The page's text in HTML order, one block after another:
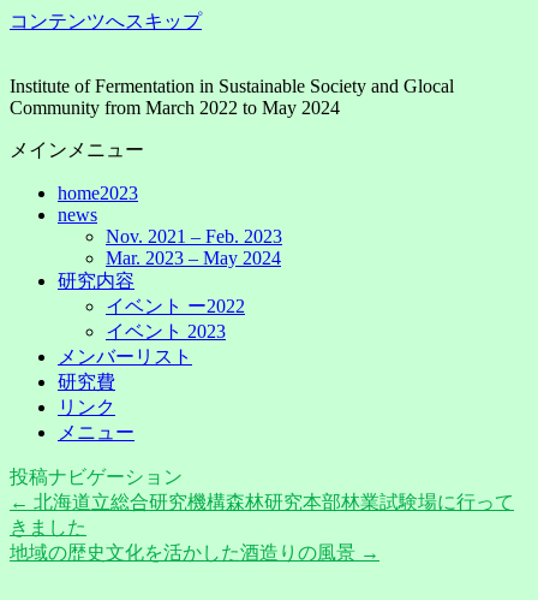
コンテンツへスキップ
Institute of Fermentation in Sustainable Society and Glocal
Community from March 2022 to May 2024
メインメニュー
home2023
news
Nov. 2021 – Feb. 2023
Mar. 2023 – May 2024
研究内容
イベント ー2022
イベント 2023
メンバーリスト
研究費
リンク
メニュー
投稿ナビゲーション
← 北海道立総合研究機構森林研究本部林業試験場に行って
きました
地域の歴史文化を活かした酒造りの風景 →